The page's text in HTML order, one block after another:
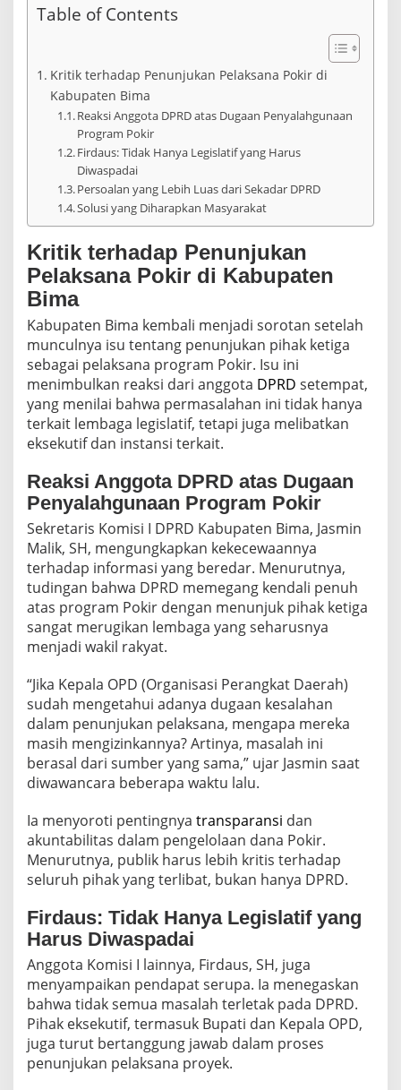
n
l
k
a
n
a
P
o
k
i
Table of Contents
Kritik terhadap Penunjukan Pelaksana Pokir di
Kabupaten Bima
Reaksi Anggota DPRD atas Dugaan Penyalahgunaan
Program Pokir
Firdaus: Tidak Hanya Legislatif yang Harus
Diwaspadai
Persoalan yang Lebih Luas dari Sekadar DPRD
Solusi yang Diharapkan Masyarakat
Kritik terhadap Penunjukan
Pelaksana Pokir di Kabupaten
Bima
Kabupaten Bima kembali menjadi sorotan setelah
munculnya isu tentang penunjukan pihak ketiga
sebagai pelaksana program Pokir. Isu ini
menimbulkan reaksi dari anggota DPRD setempat,
yang menilai bahwa permasalahan ini tidak hanya
terkait lembaga legislatif, tetapi juga melibatkan
eksekutif dan instansi terkait.
Reaksi Anggota DPRD atas Dugaan
Penyalahgunaan Program Pokir
Sekretaris Komisi I DPRD Kabupaten Bima, Jasmin
Malik, SH, mengungkapkan kekecewaannya
terhadap informasi yang beredar. Menurutnya,
tudingan bahwa DPRD memegang kendali penuh
atas program Pokir dengan menunjuk pihak ketiga
sangat merugikan lembaga yang seharusnya
menjadi wakil rakyat.
“Jika Kepala OPD (Organisasi Perangkat Daerah)
sudah mengetahui adanya dugaan kesalahan
dalam penunjukan pelaksana, mengapa mereka
masih mengizinkannya? Artinya, masalah ini
berasal dari sumber yang sama,” ujar Jasmin saat
diwawancara beberapa waktu lalu.
Ia menyoroti pentingnya transparansi dan
akuntabilitas dalam pengelolaan dana Pokir.
Menurutnya, publik harus lebih kritis terhadap
seluruh pihak yang terlibat, bukan hanya DPRD.
Firdaus: Tidak Hanya Legislatif yang
Harus Diwaspadai
Anggota Komisi I lainnya, Firdaus, SH, juga
menyampaikan pendapat serupa. Ia menegaskan
bahwa tidak semua masalah terletak pada DPRD.
Pihak eksekutif, termasuk Bupati dan Kepala OPD,
juga turut bertanggung jawab dalam proses
penunjukan pelaksana proyek.